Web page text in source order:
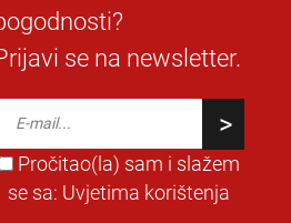
se na newsletter.
Pročitao(la) sam i slažem
se sa: Uvjetima korištenja